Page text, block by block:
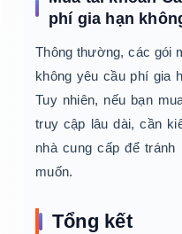
phí gia hạn
Thông thường, các gói
không yêu cầu phí gia
Tuy nhiên, nếu bạn
truy cập lâu dài, cần
nhà cung cấp để
muốn.
Tổng kết